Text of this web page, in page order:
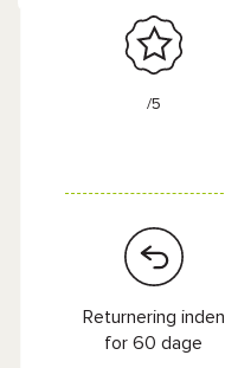
/5
Returnering inden
for 60 dage